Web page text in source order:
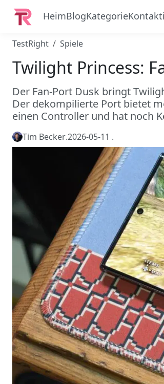
HeimBlogKategorie
TestRight Spiele
Twilight Princess:
Der Fan-Port Dusk bringt
Der dekompilierte Port bietet
einen Controller und hat noch
Tim Becker.2026-05-11 .